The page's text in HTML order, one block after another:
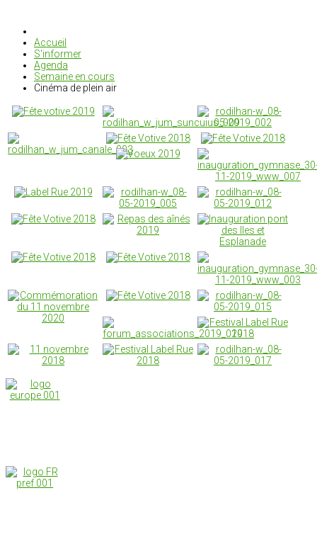
Accueil
S'informer
Agenda
Semaine en cours
Cinéma de plein air